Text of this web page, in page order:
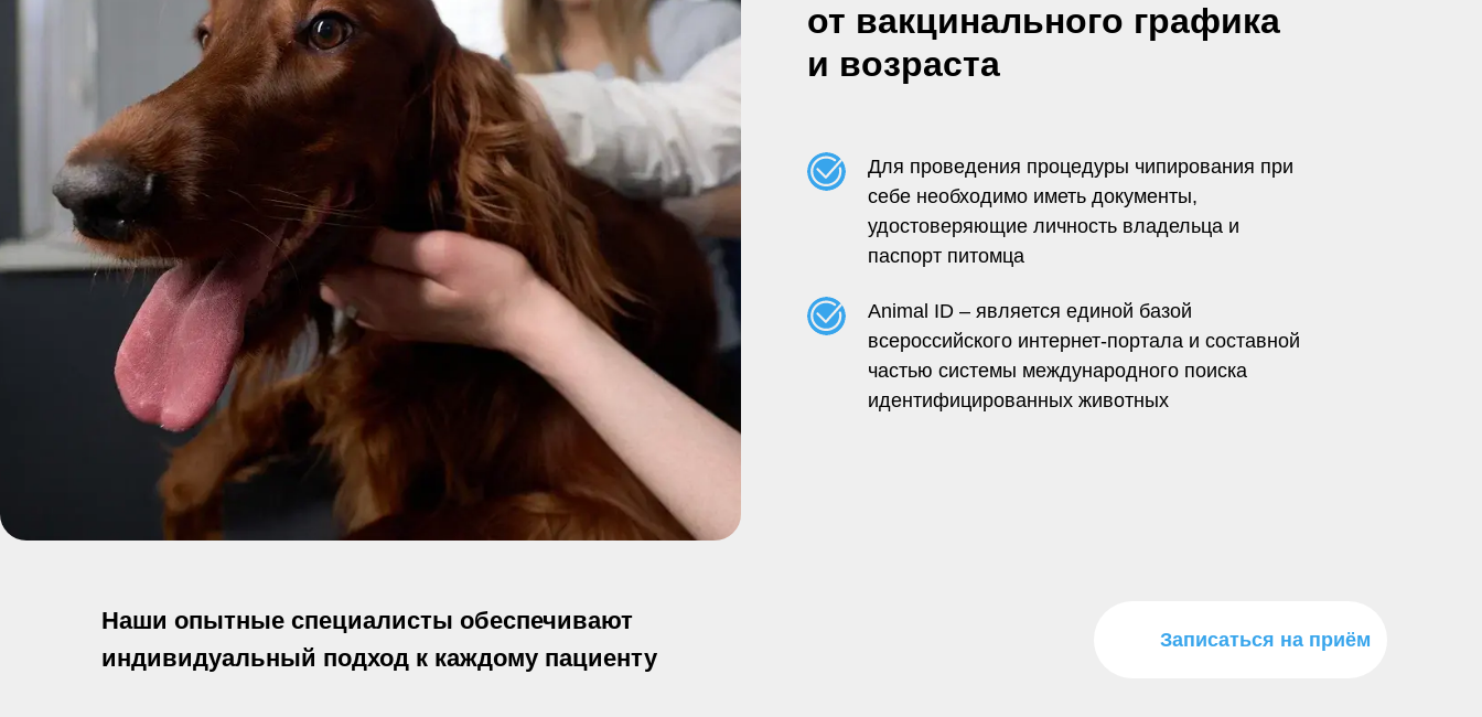
от вакцинального графика
и возраста
Для проведения процедуры чипирования при
себе необходимо иметь документы,
удостоверяющие личность владельца и
паспорт питомца
Animal ID – является единой базой
всероссийского интернет-портала и составной
частью системы международного поиска
идентифицированных животных
Наши опытные специалисты обеспечивают
индивидуальный подход к каждому пациенту
Записаться на приём